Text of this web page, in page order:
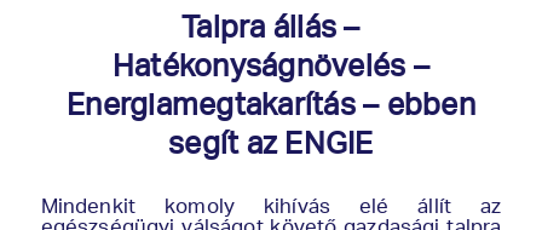
Talpra állás –
Hatékonyságnövelés –
Energiamegtakarítás – ebben
segít az ENGIE
Mindenkit komoly kihívás elé állít az